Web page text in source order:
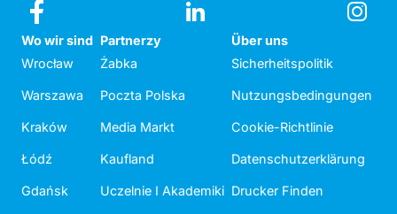
Wo wir sind
Wrocław
Warszawa
Kraków
Łódź
Gdańsk
Partnerzy
Żabka
Poczta Polska
Media Markt
Kaufland
Uczelnie I Akademiki
Über uns
Sicherheitspolitik
Nutzungsbedingungen
Cookie-Richtlinie
Datenschutzerklärung
Drucker Finden